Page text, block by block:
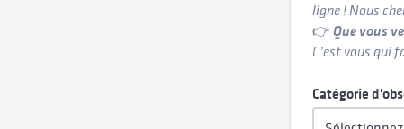
ligne ! Nous
👉 Que vous
C’est vous qui
Catégorie